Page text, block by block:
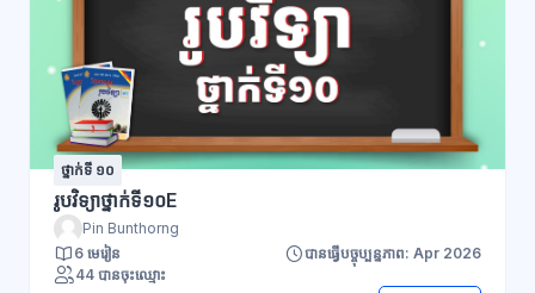
ថ្នាក់ទី ១០
រូបវិទ្យាថ្នាក់ទី១០E
Pin Bunthorng
6 មេរៀន
បានធ្វើបច្ចុប្បន្នភាព: Apr 2026
44 បានចុះឈ្មោះ